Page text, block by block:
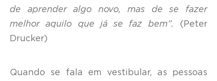
de aprender algo novo, mas de se fazer
melhor aquilo que já se faz bem”. (Peter
Drucker)
Quando se fala em vestibular, as pessoas